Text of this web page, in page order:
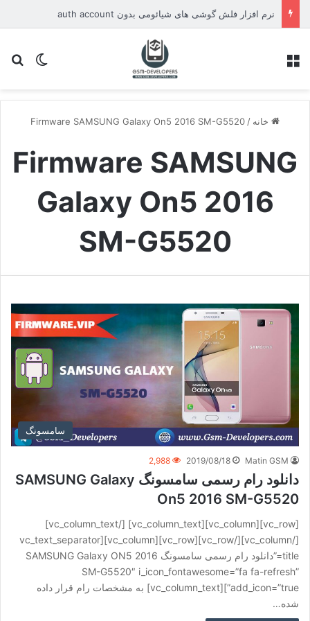
نرم افزار فلش گوشی های شیائومی بدون auth account
تغییر
خانه /
Firmware SAMSUNG Galaxy On5 2016 SM-G5520
Firmware SAMSUNG
Galaxy On5 2016
SM-G5520
سامسونگ
Matin GSM
2019/08/18
2,988
دانلود رام رسمی سامسونگ SAMSUNG Galaxy
On5 2016 SM-G5520
[vc_row][vc_column][vc_column_text] [/vc_column_text]
[/vc_column][/vc_row][vc_row][vc_column][vc_text_separator
title=”دانلود رام رسمی سامسونگ SAMSUNG Galaxy ON5 2016
SM-G5520″ i_icon_fontawesome=”fa fa-refresh”
add_icon=”true”][vc_column_text] به مشخصات رام قرار داده
شده…